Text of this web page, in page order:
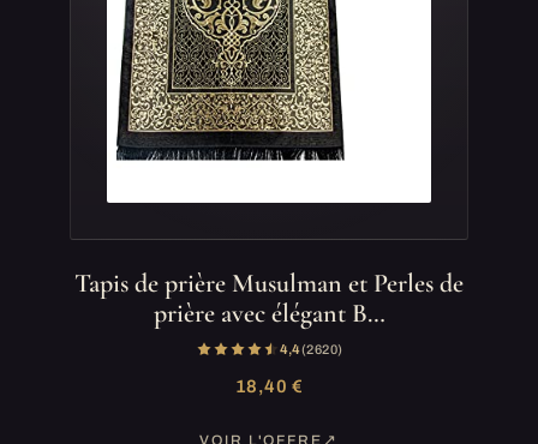
Tapis de prière Musulman et Perles de
prière avec élégant B…
4,4(2 620)
18,40 €